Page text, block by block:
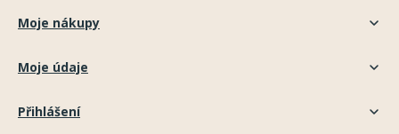
Moje nákupy
Moje údaje
Přihlášení